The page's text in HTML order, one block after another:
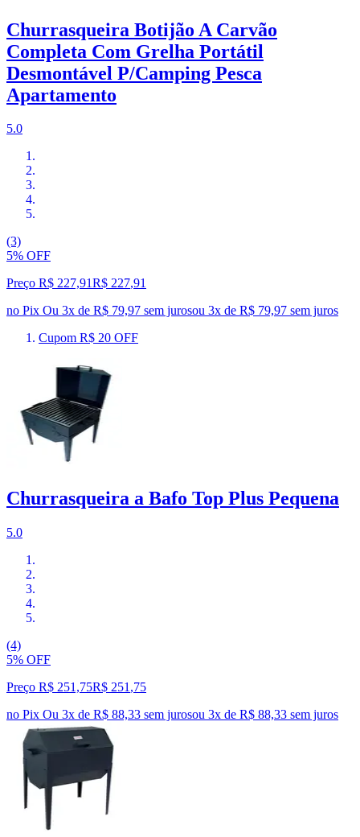
Churrasqueira Botijão A Carvão
Completa Com Grelha Portátil
Desmontável P/Camping Pesca
Apartamento
5.0
(3)
5% OFF
Preço R$ 227,91R$ 227,91
no Pix Ou 3x de R$ 79,97 sem jurosou 3x de R$ 79,97 sem juros
Cupom R$ 20 OFF
Churrasqueira a Bafo Top Plus Pequena
5.0
(4)
5% OFF
Preço R$ 251,75R$ 251 ,75
no Pix Ou 3x de R$ 88,33 sem jurosou 3x de R$ 88,33 sem juros